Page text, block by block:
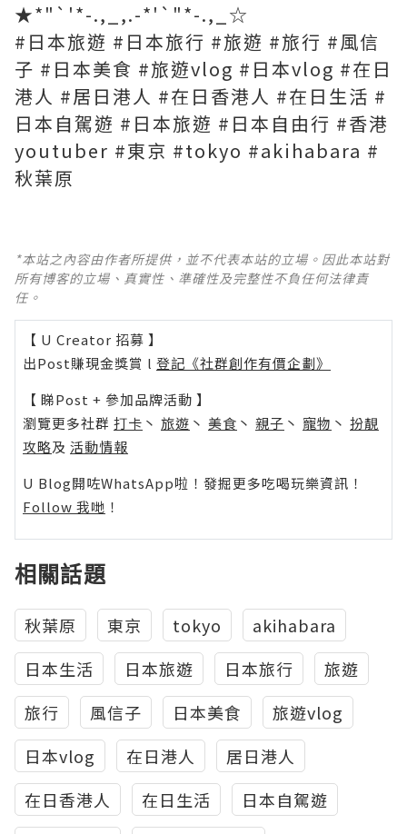
★*"`'*-.,_,.-*'`"*-.,_☆
#日本旅遊 #日本旅行 #旅遊 #旅行 #風信
子 #日本美食 #旅遊vlog #日本vlog #在日
港人 #居日港人 #在日香港人 #在日生活 #
日本自駕遊 #日本旅遊 #日本自由行 #香港
youtuber #東京 #tokyo #akihabara #
秋葉原
*本站之內容由作者所提供，並不代表本站的立場。因此本站對
所有博客的立場、真實性、準確性及完整性不負任何法律責
任。
【 U Creator 招募 】
出Post賺現金獎賞 l 登記《社群創作有價企劃》
【 睇Post + 參加品牌活動 】
瀏覽更多社群 打卡 丶 旅遊 丶 美食 丶 親子 丶 寵物 丶 扮靚
攻略及 活動情報
U Blog開咗WhatsApp啦！發掘更多吃喝玩樂資訊！
Follow 我哋 ！
相關話題
秋葉原 東京 tokyo
akihabara
日本生活
日本旅遊 日本旅行
旅遊
旅行
風信子 日本美食
旅遊vlog
日本vlog
在日港人
居日港人
在日香港人
在日生活
日本自駕遊